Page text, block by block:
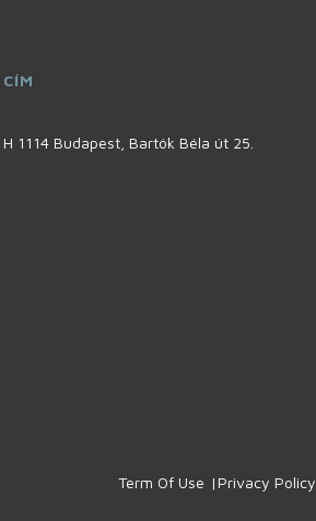
CÍM
H 1114 Budapest, Bartók Béla út 25.
Term Of Use Privacy Policy